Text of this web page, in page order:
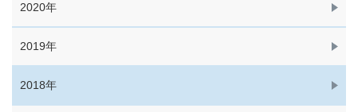
2020年
2019年
2018年